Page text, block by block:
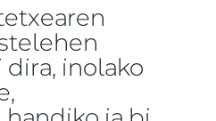
inolako